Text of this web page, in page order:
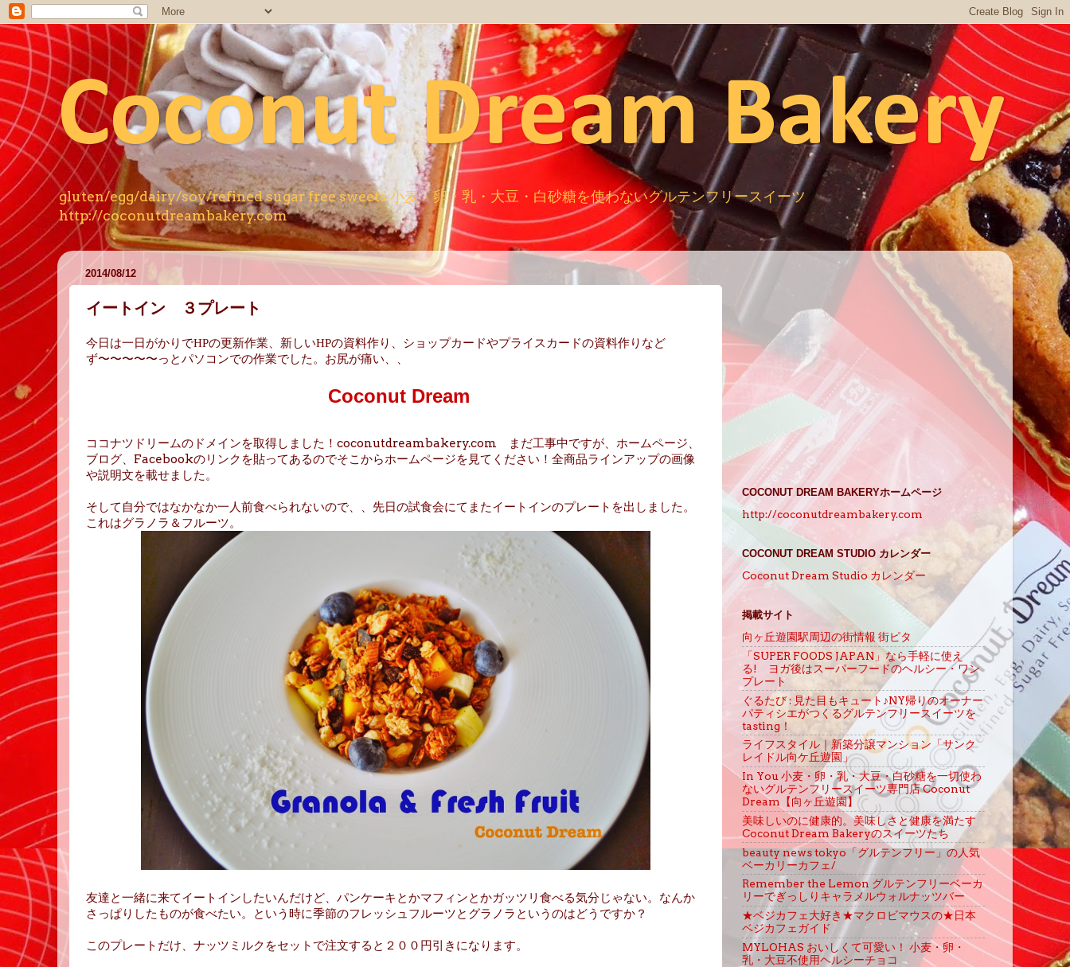
Coconut Dream Bakery
gluten/egg/dairy/soy/refined sugar free sweets 小麦・卵・乳・大豆・白砂糖を使わないグルテンフリースイーツ
http://coconutdreambakery.com
2014/08/12
イートイン ３プレート
今日は一日がかりでHPの更新作業、新しいHPの資料作り、ショップカードやプライスカードの資料作りなど
ず〜〜〜〜〜っとパソコンでの作業でした。お尻が痛い、、
Coconut Dream
ココナツドリームのドメインを取得しました！coconutdreambakery.com まだ工事中ですが、ホームページ、
ブログ、Facebookのリンクを貼ってあるのでそこからホームページを見てください！全商品ラインアップの画像
や説明文を載せました。
そして自分ではなかなか一人前食べられないので、、先日の試食会にてまたイートインのプレートを出しました。
これはグラノラ＆フルーツ。
友達と一緒に来てイートインしたいんだけど、パンケーキとかマフィンとかガッツリ食べる気分じゃない。なんか
さっぱりしたものが食べたい。という時に季節のフレッシュフルーツとグラノラというのはどうですか？
このプレートだけ、ナッツミルクをセットで注文すると２００円引きになります。
COCONUT DREAM BAKERYホームページ
http://coconutdreambakery.com
COCONUT DREAM STUDIO カレンダー
Coconut Dream Studio カレンダー
掲載サイト
向ヶ丘遊園駅周辺の街情報 街ピタ
「SUPER FOODS JAPAN」なら手軽に使え
る! ヨガ後はスーパーフードのヘルシー・ワン
プレート
ぐるたび : 見た目もキュート♪NY帰りのオーナー
パティシエがつくるグルテンフリースイーツを
tasting！
ライフスタイル｜新築分譲マンション「サンク
レイドル向ケ丘遊園」
In You 小麦・卵・乳・大豆・白砂糖を一切使わ
ないグルテンフリースイーツ専門店 Coconut
Dream【向ヶ丘遊園】
美味しいのに健康的。美味しさと健康を満たす
Coconut Dream Bakeryのスイーツたち
beauty news tokyo「グルテンフリー」の人気
ベーカリーカフェ/
Remember the Lemon グルテンフリーベーカ
リーでぎっしりキャラメルウォルナッツバー
★ベジカフェ大好き★マクロビマウスの★日本
ベジカフェガイド
MYLOHAS おいしくて可愛い！ 小麦・卵・
乳・大豆不使用ヘルシーチョコ